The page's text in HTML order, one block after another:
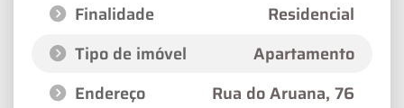
Finalidade
Residencial
Tipo de imóvel
Apartamento
Endereço
Rua do Aruana, 76